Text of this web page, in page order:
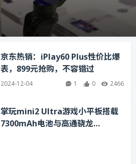
京东热销：iPlay60 Plus性价比爆
表，899元抢购，不容错过
2024-12-04 1 0 2466
掌玩mini2 Ultra游戏小平板搭载
7300mAh电池与高通骁龙